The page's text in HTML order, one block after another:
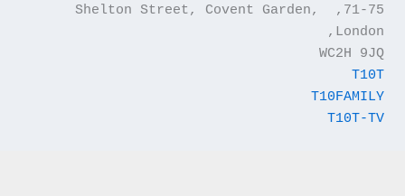
71-75, Shelton Street, Covent Garden,
London,
WC2H 9JQ
T10T
T10FAMILY
T10T-TV